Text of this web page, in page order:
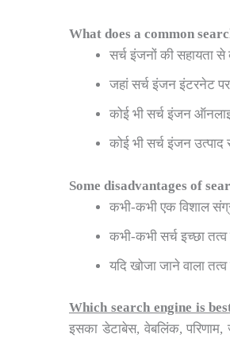
What does a common
सर्च इंजनों की सहायता
जहां सर्च इंजन इंटरनेट
कोई भी सर्च इंजन
कोई भी सर्च इंजन
Some disadvantages of
कभी-कभी एक विशाल
कभी-कभी सर्च इच्छा तत्व
यदि खोजा जाने वाला
Which search engine is
इसका डेटाबेस, वेबलिंक,